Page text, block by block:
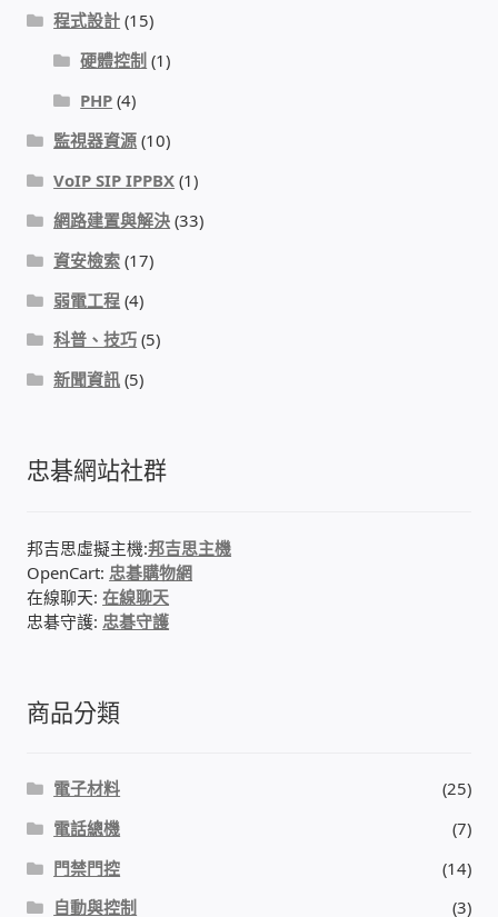
停車場、社區大樓 車道管制系統
mOA雲考勤 指紋、卡片、手機APP GPS打卡
電子鎖 凱特安Kwikset
門禁安全控制 工具 軟體 手冊
租屋維修、租屋安全
公用房間插卡計費方案
線上網路購物
DIY材料
程式設計 (15)
硬體控制 (1)
PHP (4)
監視器資源 (10)
VoIP SIP IPPBX (1)
網路建置與解決 (33)
資安檢索 (17)
弱電工程 (4)
科普、技巧 (5)
新聞資訊 (5)
忠碁網站社群
邦吉思虛擬主機:邦吉思主機
OpenCart: 忠碁購物網
在線聊天:在線聊天
忠碁守護: 忠碁守護
商品分類
電子材料
(25)
電話總機
(7)
門禁門控
(14)
自動與控制
(3)